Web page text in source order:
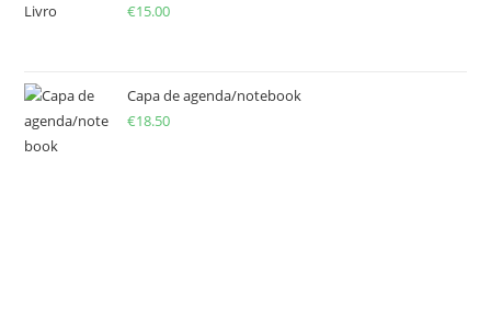
€15.00
Capa de agenda/notebook
€18.50